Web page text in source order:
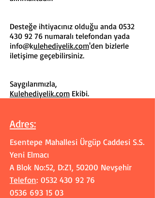
Desteğe ihtiyacınız olduğu anda 0532
430 92 76 numaralı telefondan yada
info@kulehediyelik.com'den bizlerle
iletişime geçebilirsiniz.
Saygılarımızla,
Kulehediyelik.com Ekibi.
Adres:
Esentepe Mahallesi Ürgüp Caddesi S.S.
Yeni Elmacı
A Blok No:52, D:Z1, 50200 Nevşehir
Telefon: 0532 430 92 76
0536 693 15 03